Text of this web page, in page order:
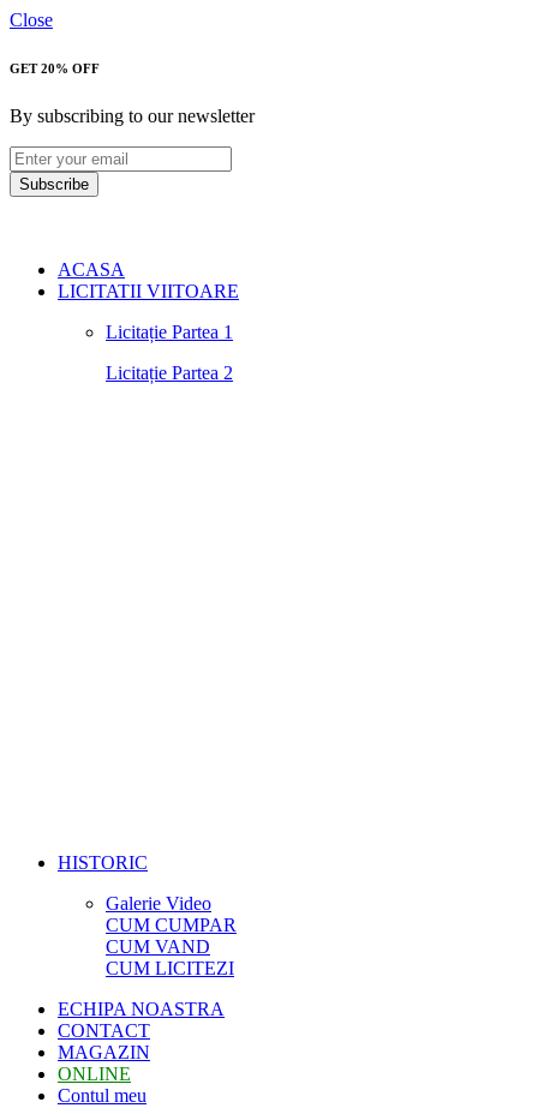
Close
GET 20% OFF
By subscribing to our newsletter
Subscribe
ACASA
LICITATII VIITOARE
Licitație Partea 1
Licitație Partea 2
HISTORIC
Galerie Video
CUM CUMPAR
CUM VAND
CUM LICITEZI
ECHIPA NOASTRA
CONTACT
MAGAZIN
ONLINE
Contul meu